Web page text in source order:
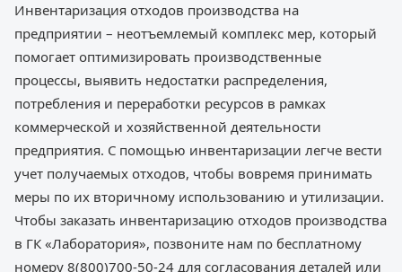
Инвентаризация отходов производства на
предприятии – неотъемлемый комплекс мер, который
помогает оптимизировать производственные
процессы, выявить недостатки распределения,
потребления и переработки ресурсов в рамках
коммерческой и хозяйственной деятельности
предприятия. С помощью инвентаризации легче вести
учет получаемых отходов, чтобы вовремя принимать
меры по их вторичному использованию и утилизации.
Чтобы заказать инвентаризацию отходов производства
в ГК «Лаборатория», позвоните нам по бесплатному
номеру 8(800)700-50-24 для согласования деталей или